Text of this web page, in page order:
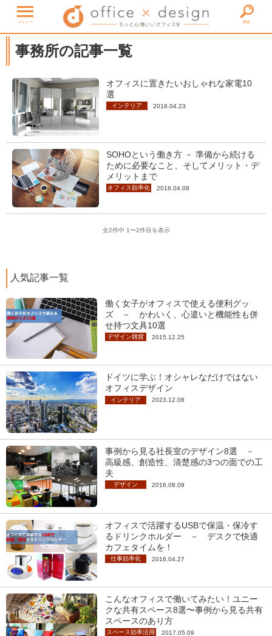
メニュー 検索
事務所の記事一覧
オフィスに置きたいおしゃれな家電10
選
インテリア 2018.04.23
SOHOという働き方 － 準備から続ける
ために必要なこと、そしてメリット・デ
メリットまで
オフィス効率化 2018.04.09
全2件中 1〜2件目を表示
人気記事一覧
働く女子がオフィスで使える便利グッ
ズ － かわいく、心遣いと機能性も併
せ持つ文具10選
デザイン雑貨 2015.12.25
ドイツに学ぶ！オシャレなだけではない
オフィスデザイン
インテリア 2023.12.08
事例から見る社長室のデザイン8選 －
高級感、創造性、清楚感の3つの面での工
夫
デザイン 2016.08.09
オフィスで活躍するUSBで保温・保冷す
るドリンクホルダー － デスクで快適
カフェタイムを！
仕事効率化 2016.04.27
こんなオフィスで働いてみたい！ユニー
クな共有スペース8選〜事例から見る共有
スペースのあり方
スペース効率活用 2017.05.09